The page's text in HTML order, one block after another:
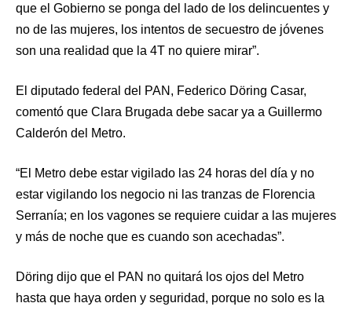
que el Gobierno se ponga del lado de los delincuentes y
no de las mujeres, los intentos de secuestro de jóvenes
son una realidad que la 4T no quiere mirar”.
El diputado federal del PAN, Federico Döring Casar,
comentó que Clara Brugada debe sacar ya a Guillermo
Calderón del Metro.
“El Metro debe estar vigilado las 24 horas del día y no
estar vigilando los negocio ni las tranzas de Florencia
Serranía; en los vagones se requiere cuidar a las mujeres
y más de noche que es cuando son acechadas”.
Döring dijo que el PAN no quitará los ojos del Metro
hasta que haya orden y seguridad, porque no solo es la